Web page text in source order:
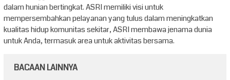
dalam hunian bertingkat. ASRI memiliki visi untuk
mempersembahkan pelayanan yang tulus dalam meningkatkan
kualitas hidup komunitas sekitar, ASRI membawa jenama dunia
untuk Anda, termasuk area untuk aktivitas bersama.
BACAAN LAINNYA